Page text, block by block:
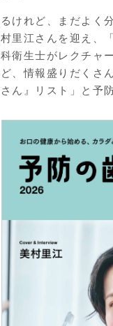
けれど、まだよく
里江さんを迎え、
衛生士がレクチャ
、情報盛りだくさ
ん』リスト」と